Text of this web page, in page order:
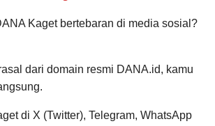
Kaget bertebaran di media sosial?
dari domain resmi DANA.id, kamu
di X (Twitter), Telegram, WhatsApp